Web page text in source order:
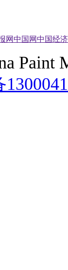
网中国网中国经
Paint